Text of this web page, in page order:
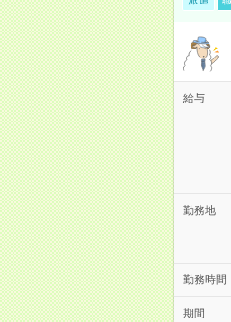
給与
勤務地
勤務時間
期間